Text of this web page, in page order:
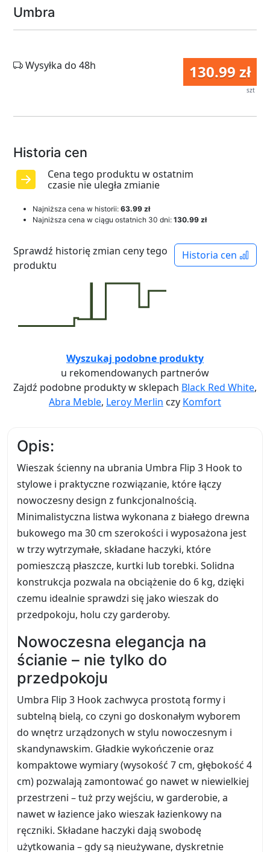
Umbra
130.99 zł
szt
Wysyłka do 48h
Historia cen
Cena tego produktu w ostatnim
czasie nie uległa zmianie
Najniższa cena w historii: 63.99 zł
Najniższa cena w ciągu ostatnich 30 dni: 130.99 zł
Historia cen
Sprawdź historię zmian ceny tego
produktu
Wyszukaj podobne produkty
u rekomendowanych partnerów
Zajdź podobne produkty w sklepach Black Red White,
Abra Meble, Leroy Merlin czy Komfort
Opis:
Wieszak ścienny na ubrania Umbra Flip 3 Hook to
stylowe i praktyczne rozwiązanie, które łączy
nowoczesny design z funkcjonalnością.
Minimalistyczna listwa wykonana z białego drewna
bukowego ma 30 cm szerokości i wyposażona jest
w trzy wytrzymałe, składane haczyki, które
pomieszczą płaszcze, kurtki lub torebki. Solidna
konstrukcja pozwala na obciążenie do 6 kg, dzięki
czemu idealnie sprawdzi się jako wieszak do
przedpokoju, holu czy garderoby.
Nowoczesna elegancja na
ścianie – nie tylko do
przedpokoju
Umbra Flip 3 Hook zachwyca prostotą formy i
subtelną bielą, co czyni go doskonałym wyborem
do wnętrz urządzonych w stylu nowoczesnym i
skandynawskim. Gładkie wykończenie oraz
kompaktowe wymiary (wysokość 7 cm, głębokość 4
cm) pozwalają zamontować go nawet w niewielkiej
przestrzeni – tuż przy wejściu, w garderobie, a
nawet w łazience jako wieszak łazienkowy na
ręczniki. Składane haczyki dają swobodę
użytkowania – gdy są nieużywane, dyskretnie